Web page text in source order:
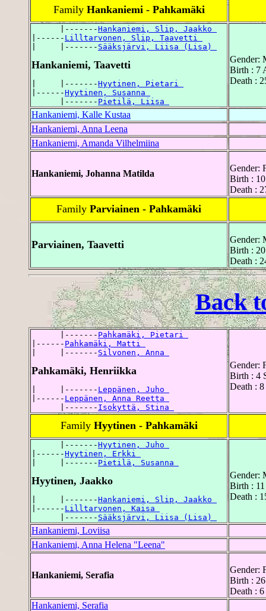
Family Hankaniemi - Pahkamäki
      |-------
Hankaniemi, Slip, Jaakko
|------ Lilltarvonen, Slip, Taavetti
|     |------- Sääksjärvi, Liisa (Lisa)
Hankaniemi, Taavetti
|     |-------Hyytinen, Pietari
|------Hyytinen, Susanna
      |-------
Pietilä, Liisa
Gender:
Birth : 7
Death :
Hankaniemi, Kalle Kustaa
Hankaniemi, Anna Leena
Hankaniemi, Amanda Vilhelmiina
Hankaniemi, Johanna Matilda
Gender:
Birth :
Death :
Family Parviainen - Pahkamäki
Parviainen, Taavetti
Gender:
Birth :
Death :
Back
      |-------
Pahkamäki, Pietari
|------ Pahkamäki, Matti
|     |------- Silvonen, Anna
Pahkamäki, Henriikka
|     |------- Leppänen, Juho
|------ Leppänen, Anna Reetta
      |-------
Isokyttä, Stina
Gender:
Birth : 4
Death :
Family Hyytinen - Pahkamäki
      |-------
Hyytinen, Juho
|------Hyytinen, Erkki
|     |------- Pietilä, Susanna
Hyytinen, Jaakko
|     |-------Hankaniemi, Slip, Jaakko
|------ Lilltarvonen, Kaisa
      |-------
Sääksjärvi, Liisa (Lisa)
Gender:
Birth :
Death :
Hankaniemi, Loviisa
Hankaniemi, Anna Helena "Leena"
Hankaniemi, Serafia
Gender:
Birth :
Death :
Hankaniemi, Serafia